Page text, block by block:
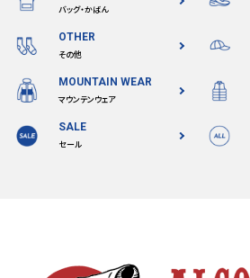
バッグ・かばん
OTHER
その他
MOUNTAIN WEAR
マウンテンウェア
SALE
セール